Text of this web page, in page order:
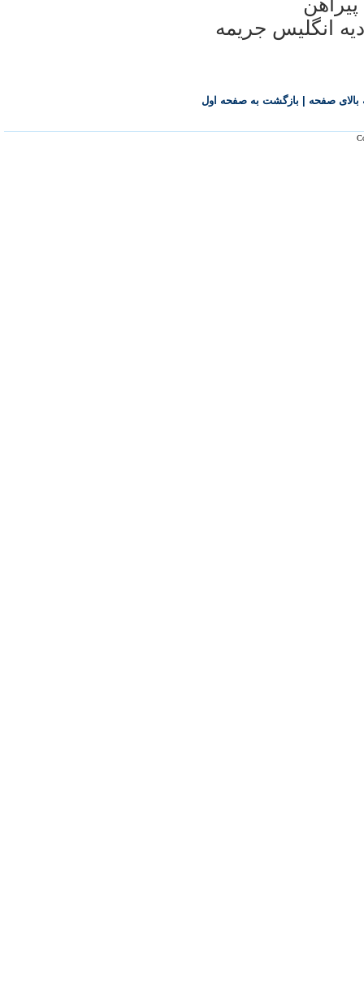
انگليس جريمه
صفحه بازگشت به صفحه اول